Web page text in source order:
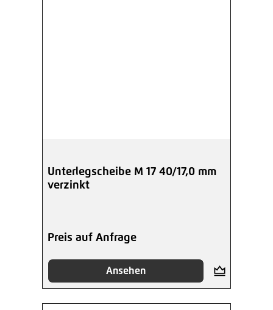
Unterlegscheibe M 17 40/17,0 mm
verzinkt
Preis auf Anfrage
Ansehen